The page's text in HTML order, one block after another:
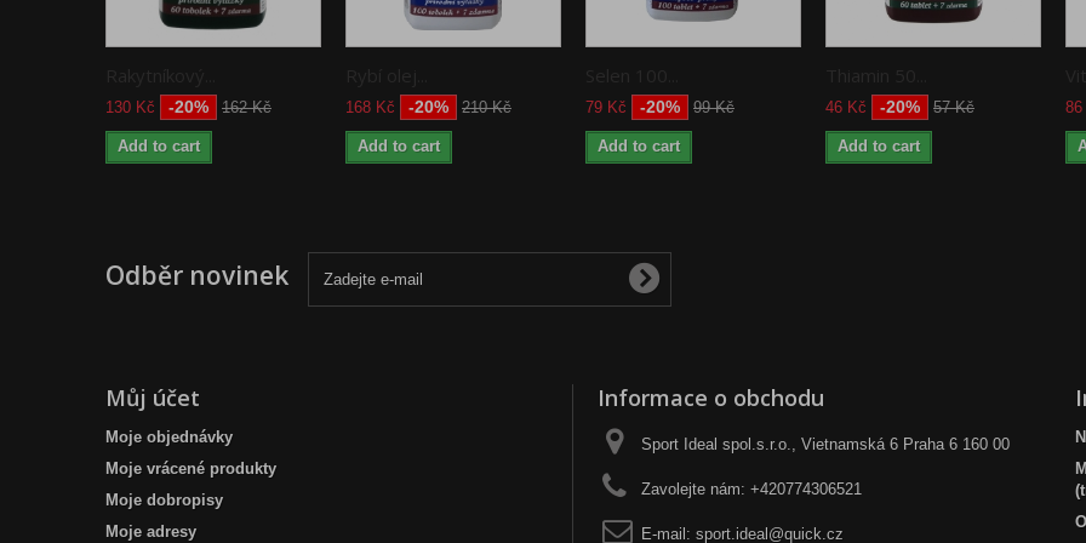
130 Kč -20% 162 Kč
Add to cart
168 Kč -20% 210 Kč
Add to cart
79 Kč -20% 99 Kč
Add to cart
46 Kč -20% 57 Kč
Add to cart
86
Odběr novinek
Můj účet
Moje objednávky
Moje vrácené produkty
Moje dobropisy
Moje adresy
Informace o obchodu
Sport Ideal spol.s.r.o., Vietnamská 6 Praha 6 160 00
Zavolejte nám: +420774306521
E-mail: sport.ideal@quick.cz